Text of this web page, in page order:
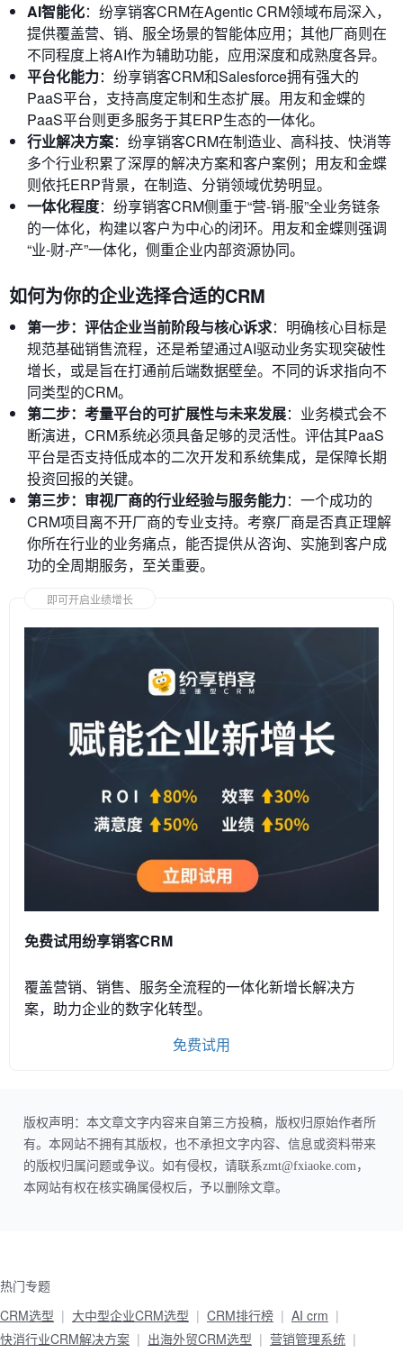
AI智能化：纷享销客CRM在Agentic CRM领域布局深入，
提供覆盖营、销、服全场景的智能体应用；其他厂商则在
不同程度上将AI作为辅助功能，应用深度和成熟度各异。
平台化能力：纷享销客CRM和Salesforce拥有强大的
PaaS平台，支持高度定制和生态扩展。用友和金蝶的
PaaS平台则更多服务于其ERP生态的一体化。
行业解决方案：纷享销客CRM在制造业、高科技、快消等
多个行业积累了深厚的解决方案和客户案例；用友和金蝶
则依托ERP背景，在制造、分销领域优势明显。
一体化程度：纷享销客CRM侧重于“营-销-服”全业务链条
的一体化，构建以客户为中心的闭环。用友和金蝶则强调
“业-财-产”一体化，侧重企业内部资源协同。
如何为你的企业选择合适的CRM
第一步：评估企业当前阶段与核心诉求：明确核心目标是
规范基础销售流程，还是希望通过AI驱动业务实现突破性
增长，或是旨在打通前后端数据壁垒。不同的诉求指向不
同类型的CRM。
第二步：考量平台的可扩展性与未来发展：业务模式会不
断演进，CRM系统必须具备足够的灵活性。评估其PaaS
平台是否支持低成本的二次开发和系统集成，是保障长期
投资回报的关键。
第三步：审视厂商的行业经验与服务能力：一个成功的
CRM项目离不开厂商的专业支持。考察厂商是否真正理解
你所在行业的业务痛点，能否提供从咨询、实施到客户成
功的全周期服务，至关重要。
即可开启业绩增长
免费试用纷享销客CRM
覆盖营销、销售、服务全流程的一体化新增长解决方
案，助力企业的数字化转型。
免费试用
版权声明：本文章文字内容来自第三方投稿，版权归原始作者所
有。本网站不拥有其版权，也不承担文字内容、信息或资料带来
的版权归属问题或争议。如有侵权，请联系zmt@fxiaoke.com，
本网站有权在核实确属侵权后，予以删除文章。
热门专题
CRM选型
大中型企业CRM选型 CRM排行榜
AI crm
快消行业CRM解决方案
出海外贸CRM选型 营销管理系统